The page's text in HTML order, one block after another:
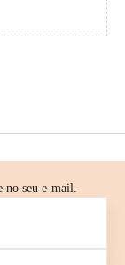
no seu e-mail.